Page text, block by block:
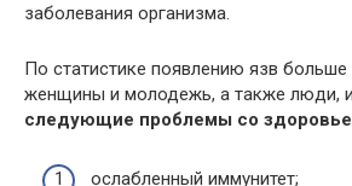
заболевания организма.
По статистике появлению язв
женщины и молодежь, а также люди,
следующие проблемы со
ослабленный иммунитет;